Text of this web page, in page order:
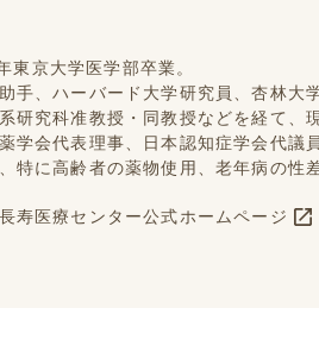
京大学医学部卒業。
手、ハーバード大学研究員、杏林大
研究科准教授・同教授などを経て、
学会代表理事、日本認知症学会代議
特に高齢者の薬物使用、老年病の性差
寿医療センター公式ホームページ